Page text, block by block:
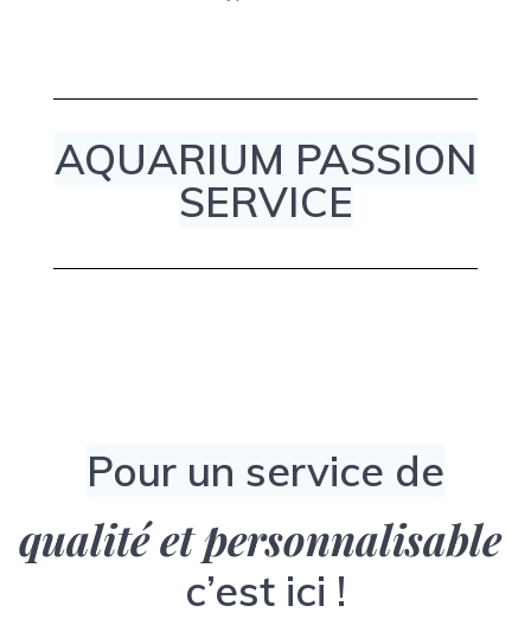
AQUARIUM PASSION
SERVICE
Pour un service de
qualité et personnalisable
c’est ici !